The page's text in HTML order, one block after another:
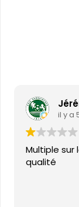
il y a
Multiple sur
qualité